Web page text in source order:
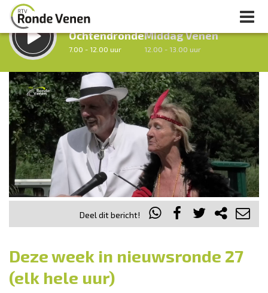
LUISTER LIVE:
Ochtendronde
7.00 - 12.00 uur
Middag Venen
12.00 - 13.00 uur
Vorig uur uur 1 van 0 Volgend uur
Inklappen
Deel dit bericht!
Deze week in nieuwsronde 27
(elk hele uur)